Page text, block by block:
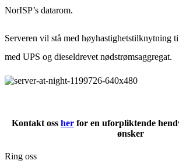
NorISP’s datarom.
Serveren vil stå med høyhastighetstilknytning
med UPS og dieseldrevet nødstrømsaggregat.
Kontakt oss her for en uforpliktende
ønsker
Ring oss